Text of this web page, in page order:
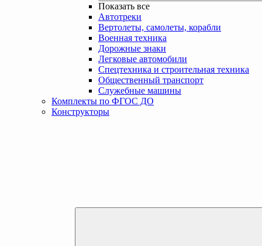
Показать все
Автотреки
Вертолеты, самолеты, корабли
Военная техника
Дорожные знаки
Легковые автомобили
Спецтехника и строительная техника
Общественный транспорт
Служебные машины
Комплекты по ФГОС ДО
Конструкторы